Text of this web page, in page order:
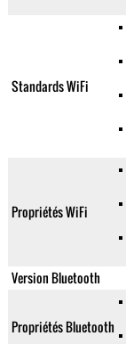
Standards WiFi
Propriétés WiFi
Version Bluetooth
Propriétés Bluetooth